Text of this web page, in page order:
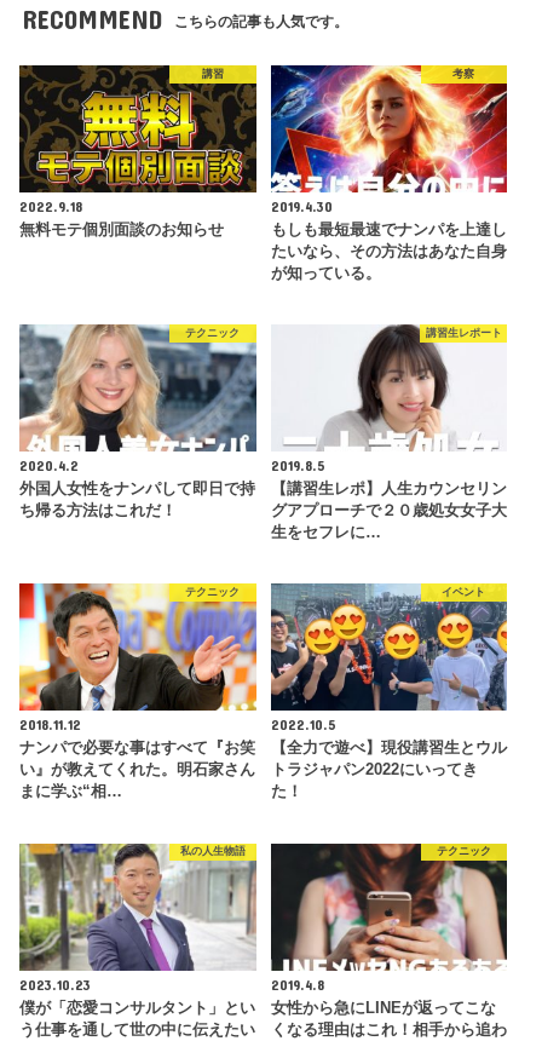
RECOMMEND こちらの記事も人気です。
講習
2022.9.18
無料モテ個別面談のお知らせ
考察
2019.4.30
もしも最短最速でナンパを上達し
たいなら、その方法はあなた自身
が知っている。
テクニック
2020.4.2
外国人女性をナンパして即日で持
ち帰る方法はこれだ！
講習生レポート
2019.8.5
【講習生レポ】人生カウンセリン
グアプローチで２０歳処女女子大
生をセフレに…
テクニック
2018.11.12
ナンパで必要な事はすべて『お笑
い』が教えてくれた。明石家さん
まに学ぶ“相…
イベント
2022.10.5
【全力で遊べ】現役講習生とウル
トラジャパン2022にいってき
た！
私の人生物語
2023.10.23
僕が「恋愛コンサルタント」とい
う仕事を通して世の中に伝えたい
テクニック
2019.4.8
女性から急にLINEが返ってこな
くなる理由はこれ！相手から追わ